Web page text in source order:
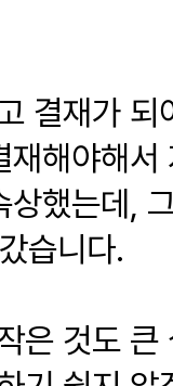
결재가
해야해
했는데,
습니다.
은 것도